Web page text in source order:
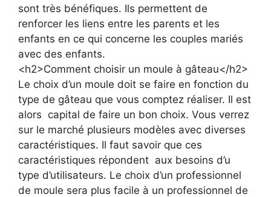
sont très bénéfiques. Ils permettent de
renforcer les liens entre les parents et les
enfants en ce qui concerne les couples mariés
avec des enfants.
<h2>Comment choisir un moule à gâteau</h2>
Le choix d’un moule doit se faire en fonction du
type de gâteau que vous comptez réaliser. Il est
alors capital de faire un bon choix. Vous verrez
sur le marché plusieurs modèles avec diverses
caractéristiques. Il faut savoir que ces
caractéristiques répondent aux besoins d’u
type d’utilisateurs. Le choix d’un professionnel
de moule sera plus facile à un professionnel de